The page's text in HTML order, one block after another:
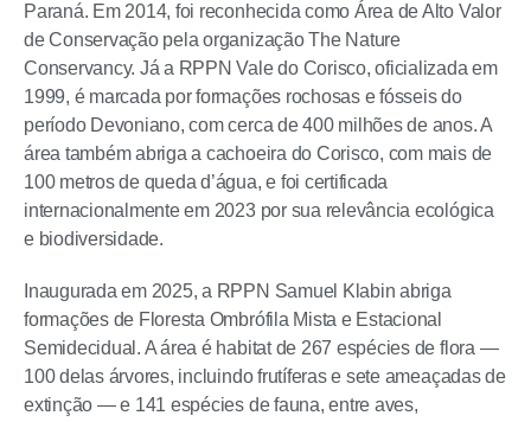
Paraná. Em 2014, foi reconhecida como Área de Alto Valor
de Conservação pela organização The Nature
Conservancy. Já a RPPN Vale do Corisco, oficializada em
1999, é marcada por formações rochosas e fósseis do
período Devoniano, com cerca de 400 milhões de anos. A
área também abriga a cachoeira do Corisco, com mais de
100 metros de queda d’água, e foi certificada
internacionalmente em 2023 por sua relevância ecológica
e biodiversidade.
Inaugurada em 2025, a RPPN Samuel Klabin abriga
formações de Floresta Ombrófila Mista e Estacional
Semidecidual. A área é habitat de 267 espécies de flora —
100 delas árvores, incluindo frutíferas e sete ameaçadas de
extinção — e 141 espécies de fauna, entre aves,